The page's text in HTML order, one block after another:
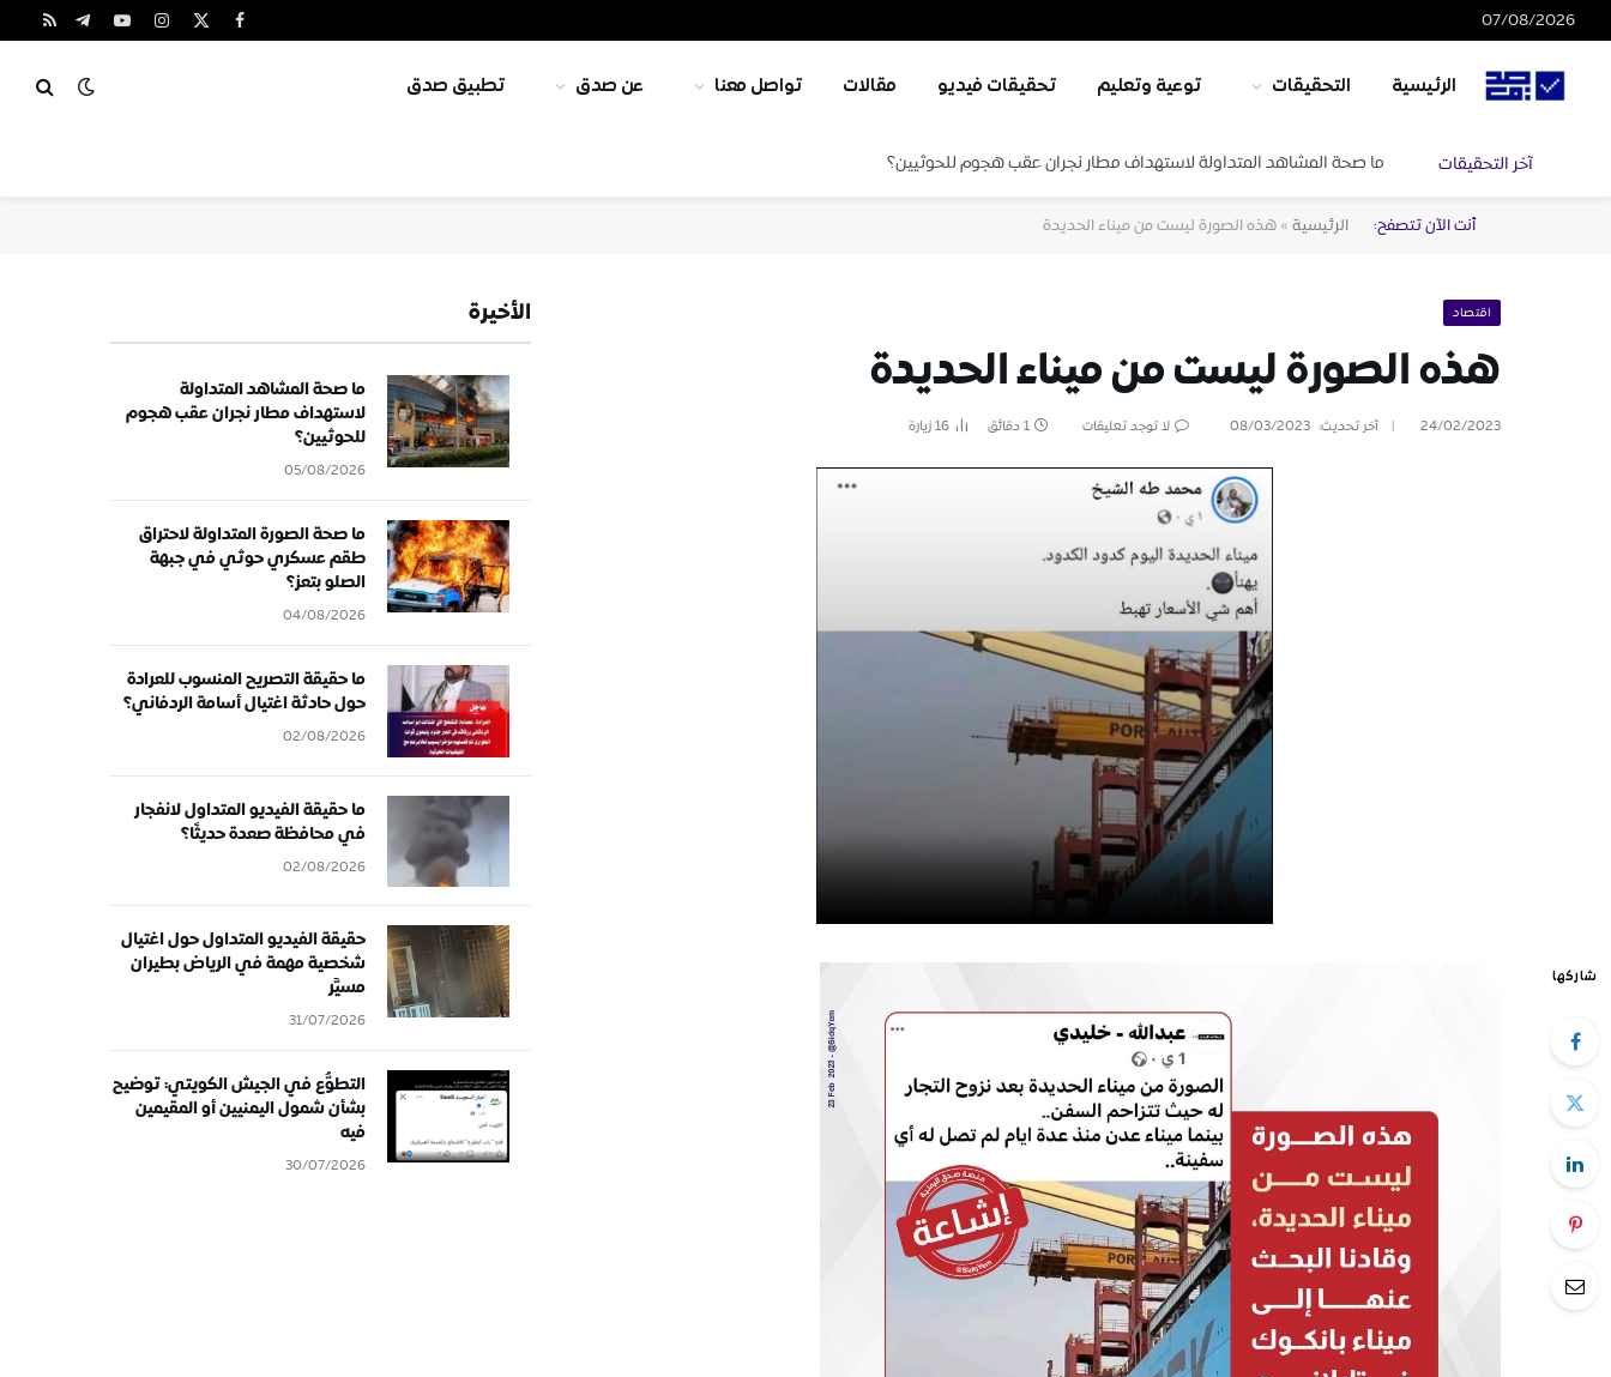
07/08/2026 فيسبوك
X
الانستغراميوتيوبتيلقرامRSS
الرئيسية التحقيقات توعية وتعليم تحقيقات فيديو مقالات تواصل معنا عن صدق تطبيق صدق
آخر التحقيقات ما صحة المشاهد المتداولة لاستهداف مطار نجران عقب هجوم للحوثيين؟
أنت الآن تتصفح: الرئيسية»هذه الصورة ليست من ميناء الحديدة
اقتصاد
هذه الصورة ليست من ميناء الحديدة
24/02/2023 آخر تحديث: 08/03/2023 لا توجد تعليقات 1 دقائق 16زيارة
شاركها
الأخيرة
ما صحة المشاهد المتداولة
لاستهداف مطار نجران عقب هجوم
للحوثيين؟
05/08/2026
ما صحة الصورة المتداولة لاحتراق
طقم عسكري حوثي في جبهة
الصلو بتعز؟
04/08/2026
ما حقيقة التصريح المنسوب للعرادة
حول حادثة اغتيال أسامة الردفاني؟
02/08/2026
ما حقيقة الفيديو المتداول لانفجار
في محافظة صعدة حديثًا؟
02/08/2026
حقيقة الفيديو المتداول حول اغتيال
شخصية مهمة في الرياض بطيران
مسيَّر
31/07/2026
التطوُّع في الجيش الكويتي: توضيح
بشأن شمول اليمنيين أو المقيمين
فيه
30/07/2026